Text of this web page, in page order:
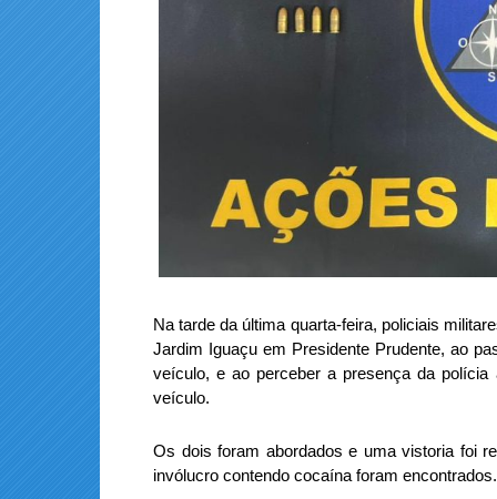
Na tarde da última quarta-feira, policiais
Jardim Iguaçu em Presidente Prudente, ao
veículo, e ao perceber a presença da polícia
veículo.
Os dois foram abordados e uma vistoria foi
invólucro contendo cocaína foram encontrados.